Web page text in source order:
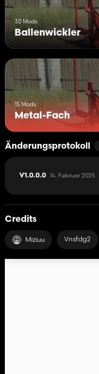
30 Mods
Ballenwickler
15 Mods
Metal-Fach
Änderungsprotokoll
V1.0.0.0 14. Februar 2025
Credits
Miziuu Vnsfdg2